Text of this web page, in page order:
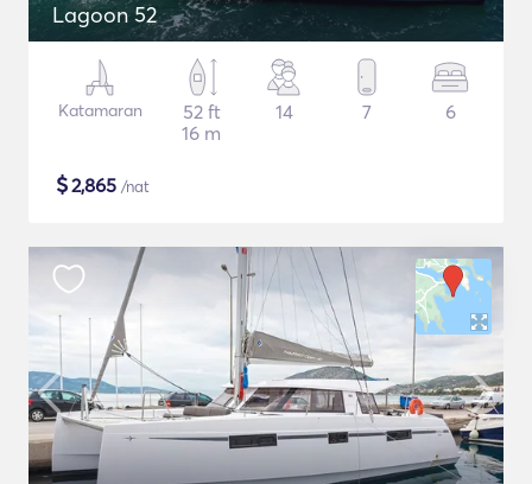
Lagoon 52
Katamaran
52 ft
16 m
14 7 6
$2,865 /nat